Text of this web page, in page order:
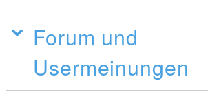
Forum und
Usermeinungen